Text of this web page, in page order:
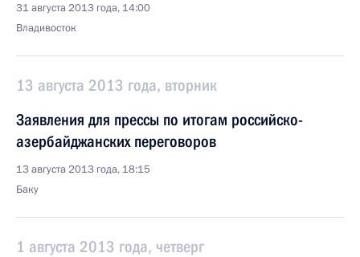
31 августа 2013 года, 14:00
Владивосток
13 августа 2013 года, вторник
Заявления для прессы по итогам российско-
азербайджанских переговоров
13 августа 2013 года, 18:15
Баку
1 августа 2013 года, четверг